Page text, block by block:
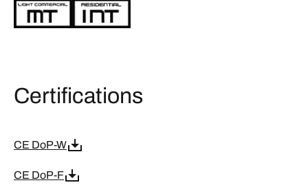
Certifications
CE DoP-W
CE DoP-F